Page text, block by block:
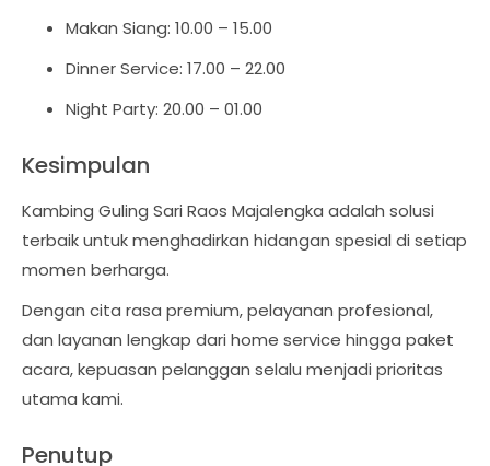
Makan Siang: 10.00 – 15.00
Dinner Service: 17.00 – 22.00
Night Party: 20.00 – 01.00
Kesimpulan
Kambing Guling Sari Raos Majalengka adalah solusi
terbaik untuk menghadirkan hidangan spesial di setiap
momen berharga.
Dengan cita rasa premium, pelayanan profesional,
dan layanan lengkap dari home service hingga paket
acara, kepuasan pelanggan selalu menjadi prioritas
utama kami.
Penutup